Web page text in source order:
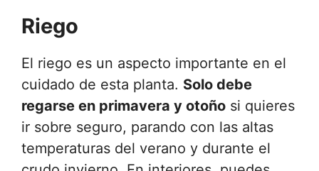
Riego
El riego es un aspecto importante en el
cuidado de esta planta. Solo debe
regarse en primavera y otoño si quieres
ir sobre seguro, parando con las altas
temperaturas del verano y durante el